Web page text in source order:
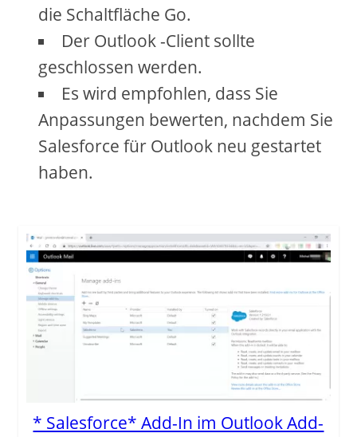
die Schaltfläche Go.
Der Outlook -Client sollte
geschlossen werden.
Es wird empfohlen, dass Sie
Anpassungen bewerten, nachdem Sie
Salesforce für Outlook neu gestartet
haben.
* Salesforce* Add-In im Outlook Add-